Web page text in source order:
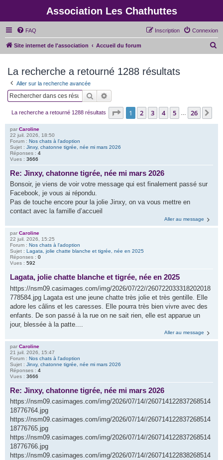
Association Les Chathuttes
FAQ Connexion
Inscription
Site internet de l'association Accueil du forum
La recherche a retourné 1288 résultats
Aller sur la recherche avancée
Rechercher
La recherche a retourné 1288 résultats Page 1sur26
1 2 3 4 5 26
par Caroline
22 juil. 2026, 18:50
Forum : Nos chats à l'adoption
Sujet : Jinxy, chatonne tigrée, née mi mars 2026
Réponses : 4
Vues : 3666
Re: Jinxy, chatonne tigrée, née mi mars 2026
Bonsoir, je viens de voir votre message qui est finalement passé sur
Facebook, je vous ai répondu.
Pas de touche encore pour la jolie Jinxy, on va vous mettre en
contact avec la famille d’accueil
Aller au message
par Caroline
22 juil. 2026, 15:25
Forum : Nos chats à l'adoption
Sujet : Lagata, jolie chatte blanche et tigrée, née en 2025
Réponses : 0
Vues : 592
Lagata, jolie chatte blanche et tigrée, née en 2025
https://nsm09.casimages.com/img/2026/07/22//260722033318202018
778584.jpg Lagata est une jeune chatte très jolie et très gentille. Elle
adore les câlins et les caresses. Elle pourra très bien vivre avec des
enfants. De son passé à la rue on ne sait rien, elle est apparue un
jour, blessée à la patte....
Aller au message
par Caroline
21 juil. 2026, 15:47
Forum : Nos chats à l'adoption
Sujet : Jinxy, chatonne tigrée, née mi mars 2026
Réponses : 4
Vues : 3666
Re: Jinxy, chatonne tigrée, née mi mars 2026
https://nsm09.casimages.com/img/2026/07/14//260714122837268514
18776764.jpg
https://nsm09.casimages.com/img/2026/07/14//260714122837268514
18776765.jpg
https://nsm09.casimages.com/img/2026/07/14//260714122837268514
18776766.jpg
https://nsm09.casimages.com/img/2026/07/14//260714122838268514